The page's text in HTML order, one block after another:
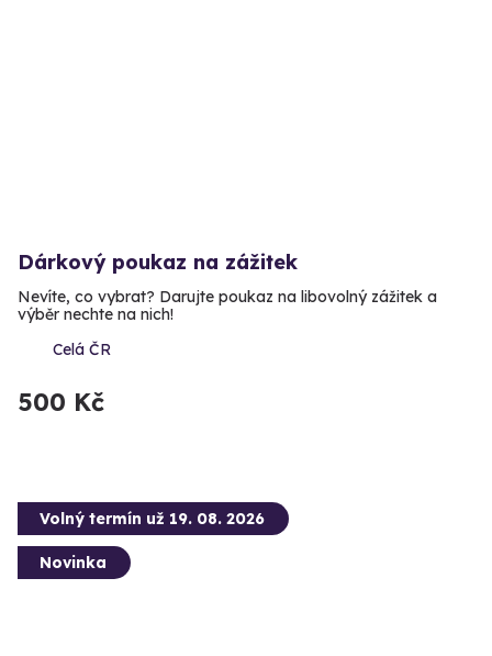
Dárkový poukaz na zážitek
Nevíte, co vybrat? Darujte poukaz na libovolný zážitek a
výběr nechte na nich!
Celá ČR
500 Kč
Volný termín už 19. 08. 2026
Novinka